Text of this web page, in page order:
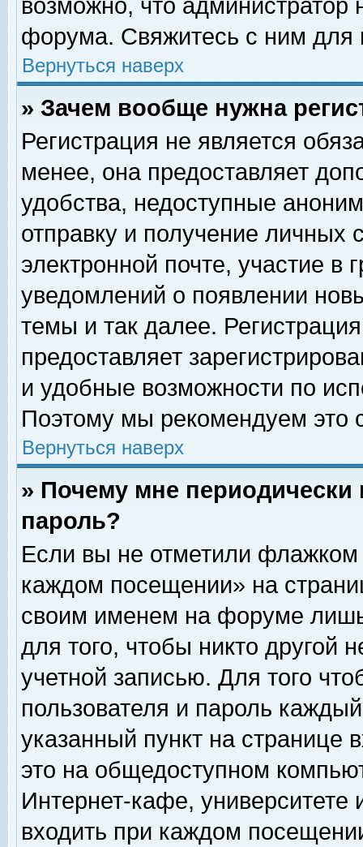
возможно, что
форума. Свяжитесь с ним для
Вернуться наверх
» Зачем вообще нужна
Регистрация не является
менее, она предоставляет
удобства, недоступные
отправку и получение личных
электронной почте, участие в
уведомлений о появлении
темы и так далее.
предоставляет
и удобные возможности по
Поэтому мы рекомендуем это
Вернуться наверх
» Почему мне
пароль?
Если вы не отметили флажком
каждом посещении» на
своим именем на форуме
для того, чтобы никто другой
учетной записью. Для того
пользователя и пароль
указанный пункт на
это на общедоступном
Интернет-кафе, университете
входить при каждом